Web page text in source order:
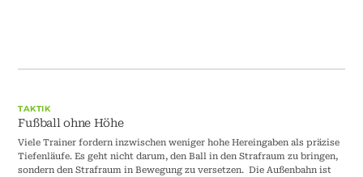
TAKTIK
Fußball ohne Höhe
Viele Trainer fordern inzwischen weniger hohe Hereingaben als präzise
Tiefenläufe. Es geht nicht darum, den Ball in den Strafraum zu bringen,
sondern den Strafraum in Bewegung zu versetzen. Die Außenbahn ist